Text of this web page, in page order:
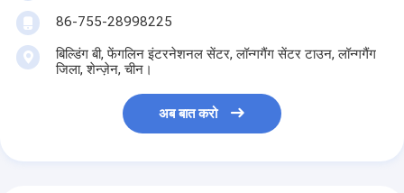
86-755-28998225
बिल्डिंग बी, फेंगलिन इंटरनेशनल सेंटर, लॉन्गगैंग सेंटर टाउन, लॉन्गगैंग
जिला, शेन्ज़ेन, चीन।
अब बात करो